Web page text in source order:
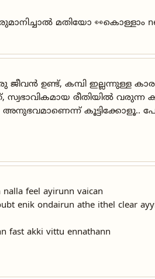
മതിയോ
ജീവൻ ഉണ്ട്, കമ്പി
രീതിയിൽ വരുന്ന
അനുഭവമാണെന്ന് കൂട്ടിക്കോളൂ..
feel ayirunn vaican
enik ondairun athe ithel clear
fast akki vittu ennathann